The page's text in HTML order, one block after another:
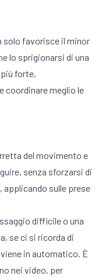
solo favorisce il minor
lo sprigionarsi di una
forte,
coordinare meglio le
del movimento e
senza sforzarsi di
sulle prese
difficile o una
se ci si ricorda di
in automatico. È
nei video, per